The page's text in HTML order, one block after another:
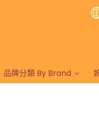
品牌分類 By Brand